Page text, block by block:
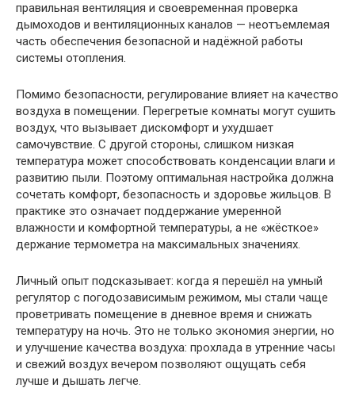
правильная вентиляция и своевременная проверка
дымоходов и вентиляционных каналов — неотъемлемая
часть обеспечения безопасной и надёжной работы
системы отопления.
Помимо безопасности, регулирование влияет на качество
воздуха в помещении. Перегретые комнаты могут сушить
воздух, что вызывает дискомфорт и ухудшает
самочувствие. С другой стороны, слишком низкая
температура может способствовать конденсации влаги и
развитию пыли. Поэтому оптимальная настройка должна
сочетать комфорт, безопасность и здоровье жильцов. В
практике это означает поддержание умеренной
влажности и комфортной температуры, а не «жёсткое»
держание термометра на максимальных значениях.
Личный опыт подсказывает: когда я перешёл на умный
регулятор с погодозависимым режимом, мы стали чаще
проветривать помещение в дневное время и снижать
температуру на ночь. Это не только экономия энергии, но
и улучшение качества воздуха: прохлада в утренние часы
и свежий воздух вечером позволяют ощущать себя
лучше и дышать легче.